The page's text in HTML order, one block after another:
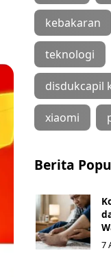
kebakaran
teknologi
disdukcapil
xiaomi
Berita
7